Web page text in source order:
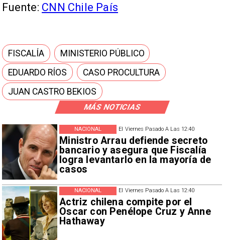
MÁS NOTICIAS
El Viernes Pasado A Las 12:40
Ministro Arrau defiende secreto
bancario y asegura que Fiscalía
logra levantarlo en la mayoría de
casos
NACIONAL
El Viernes Pasado A Las 12:40
Actriz chilena compite por el
Oscar con Penélope Cruz y Anne
Hathaway
NACIONAL
Fuente: CNN Chile País
FISCALÍA
MINISTERIO PÚBLICO
EDUARDO RÍOS
CASO PROCULTURA
JUAN CASTRO BEKIOS